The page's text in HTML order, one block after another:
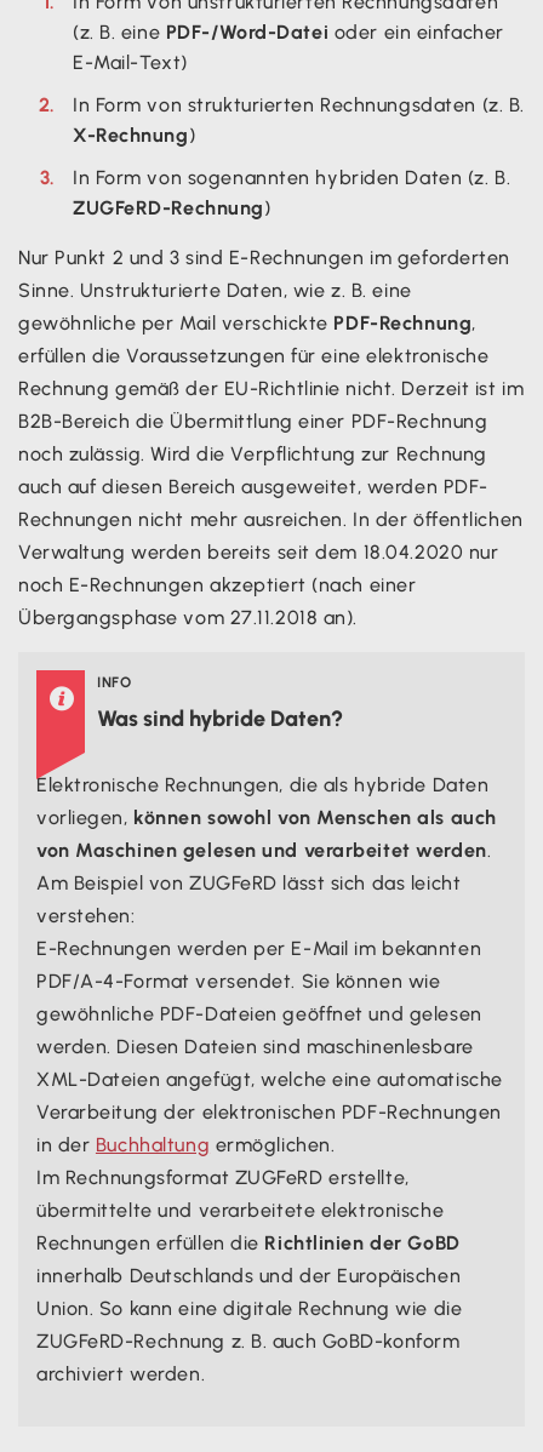
(z. B. eine PDF-/Word-Datei oder ein einfacher
E-Mail-Text)
In Form von strukturierten Rechnungsdaten (z. B.
X-Rechnung)
In Form von sogenannten hybriden Daten (z. B.
ZUGFeRD-Rechnung)
Nur Punkt 2 und 3 sind E-Rechnungen im geforderten
Sinne. Unstrukturierte Daten, wie z. B. eine
gewöhnliche per Mail verschickte PDF-Rechnung,
erfüllen die Voraussetzungen für eine elektronische
Rechnung gemäß der EU-Richtlinie nicht. Derzeit ist im
B2B-Bereich die Übermittlung einer PDF-Rechnung
noch zulässig. Wird die Verpflichtung zur Rechnung
auch auf diesen Bereich ausgeweitet, werden PDF-
Rechnungen nicht mehr ausreichen. In der öffentlichen
Verwaltung werden bereits seit dem 18.04.2020 nur
noch E-Rechnungen akzeptiert (nach einer
Übergangsphase vom 27.11.2018 an).
 INFO
Was sind hybride Daten?
Elektronische Rechnungen, die als hybride Daten
vorliegen, können sowohl von Menschen als auch
von Maschinen gelesen und verarbeitet werden.
Am Beispiel von ZUGFeRD lässt sich das leicht
verstehen:
E-Rechnungen werden per E-Mail im bekannten
PDF/A-4-Format versendet. Sie können wie
gewöhnliche PDF-Dateien geöffnet und gelesen
werden. Diesen Dateien sind maschinenlesbare
XML-Dateien angefügt, welche eine automatische
Verarbeitung der elektronischen PDF-Rechnungen
in der Buchhaltung ermöglichen.
Im Rechnungsformat ZUGFeRD erstellte,
übermittelte und verarbeitete elektronische
Rechnungen erfüllen die Richtlinien der GoBD
innerhalb Deutschlands und der Europäischen
Union. So kann eine digitale Rechnung wie die
ZUGFeRD-Rechnung z. B. auch GoBD-konform
archiviert werden.